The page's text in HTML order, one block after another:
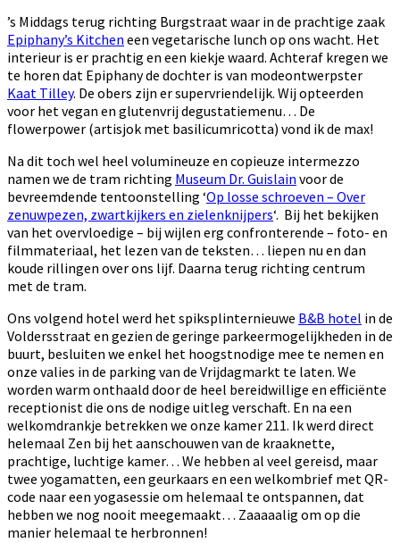
’s Middags terug richting Burgstraat waar in de prachtige zaak
Epiphany’s Kitchen een vegetarische lunch op ons wacht. Het
interieur is er prachtig en een kiekje waard. Achteraf kregen we
te horen dat Epiphany de dochter is van modeontwerpster
Kaat Tilley. De obers zijn er supervriendelijk. Wij opteerden
voor het vegan en glutenvrij degustatiemenu… De
flowerpower (artisjok met basilicumricotta) vond ik de max!
Na dit toch wel heel volumineuze en copieuze intermezzo
namen we de tram richting Museum Dr. Guislain voor de
bevreemdende tentoonstelling ‘Op losse schroeven – Over
zenuwpezen, zwartkijkers en zielenknijpers‘. Bij het bekijken
van het overvloedige – bij wijlen erg confronterende – foto- en
filmmateriaal, het lezen van de teksten… liepen nu en dan
koude rillingen over ons lijf. Daarna terug richting centrum
met de tram.
Ons volgend hotel werd het spiksplinternieuwe B&B hotel in de
Voldersstraat en gezien de geringe parkeermogelijkheden in de
buurt, besluiten we enkel het hoogstnodige mee te nemen en
onze valies in de parking van de Vrijdagmarkt te laten. We
worden warm onthaald door de heel bereidwillige en efficiënte
receptionist die ons de nodige uitleg verschaft. En na een
welkomdrankje betrekken we onze kamer 211. Ik werd direct
helemaal Zen bij het aanschouwen van de kraaknette,
prachtige, luchtige kamer… We hebben al veel gereisd, maar
twee yogamatten, een geurkaars en een welkombrief met QR-
code naar een yogasessie om helemaal te ontspannen, dat
hebben we nog nooit meegemaakt… Zaaaaalig om op die
manier helemaal te herbronnen!